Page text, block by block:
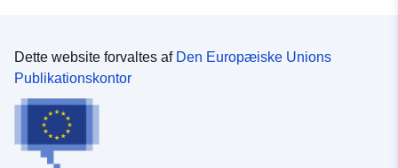
Dette website forvaltes af Den Europæiske Unions
Publikationskontor